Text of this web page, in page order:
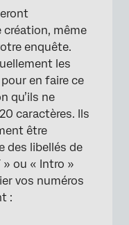
création, même
enquête.
les
en faire ce
qu’ils ne
caractères. Ils
être
des libellés de
» ou « Intro »
vos numéros
: